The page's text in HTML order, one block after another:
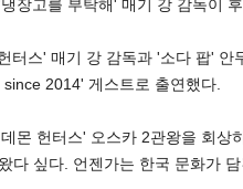
장고를 부탁해' 매기 강 감독이
터스' 매기 강 감독과 '소다 팝' 안
2014' 게스트로 출연했다.
몬 헌터스' 오스카 2관왕을 회상
다 싶다. 언젠가는 한국 문화가